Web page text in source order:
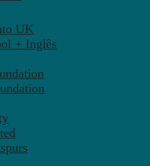
UK
+ Inglês